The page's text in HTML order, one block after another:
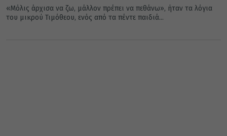
«Μόλις άρχισα να ζω, μάλλον πρέπει να πεθάνω», ήταν τα λόγια
του μικρού Τιμόθεου, ενός από τα πέντε παιδιά...